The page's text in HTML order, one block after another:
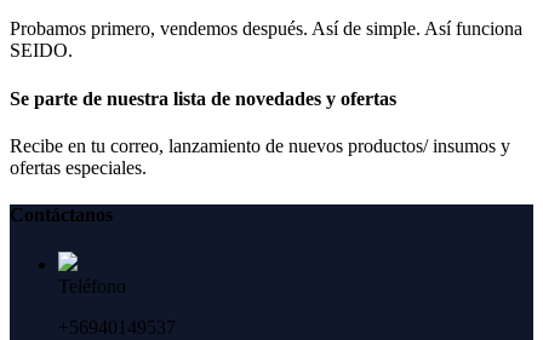
Probamos primero, vendemos después. Así de simple. Así funciona
SEIDO.
Se parte de nuestra lista de novedades y ofertas
Recibe en tu correo, lanzamiento de nuevos productos/ insumos y
ofertas especiales.
Contáctanos
Teléfono
+56940149537